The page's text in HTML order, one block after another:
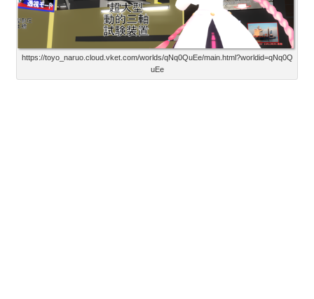
https://toyo_naruo.cloud.vket.com/worlds/qNq0QuEe/main.html?worldid=qNq0Q
uEe